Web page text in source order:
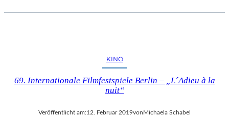
KINO
69. Internationale Filmfestspiele Berlin – „L´Adieu à la
nuit“
Veröffentlicht am:12. Februar 2019von Michaela Schabel